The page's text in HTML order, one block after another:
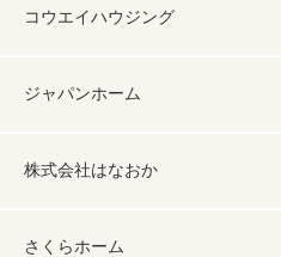
コウエイハウジング
ジャパンホーム
株式会社はなおか
さくらホーム